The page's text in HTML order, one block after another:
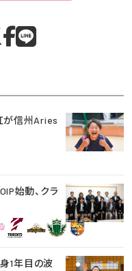
が信州Aries
始動、クラ
1年目の波